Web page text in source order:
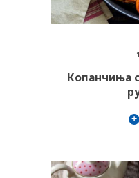
АПТЕКИ
Копанчиња